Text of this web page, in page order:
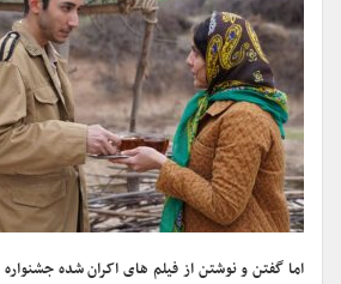
اما گفتن و نوشتن از فیلم های اکران شده